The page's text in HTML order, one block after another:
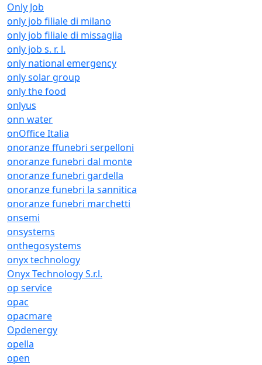
Only Job
only job filiale di milano
only job filiale di missaglia
only job s. r. l.
only national emergency
only solar group
only the food
onlyus
onn water
onOffice Italia
onoranze ffunebri serpelloni
onoranze funebri dal monte
onoranze funebri gardella
onoranze funebri la sannitica
onoranze funebri marchetti
onsemi
onsystems
onthegosystems
onyx technology
Onyx Technology S.r.l.
op service
opac
opacmare
Opdenergy
opella
open